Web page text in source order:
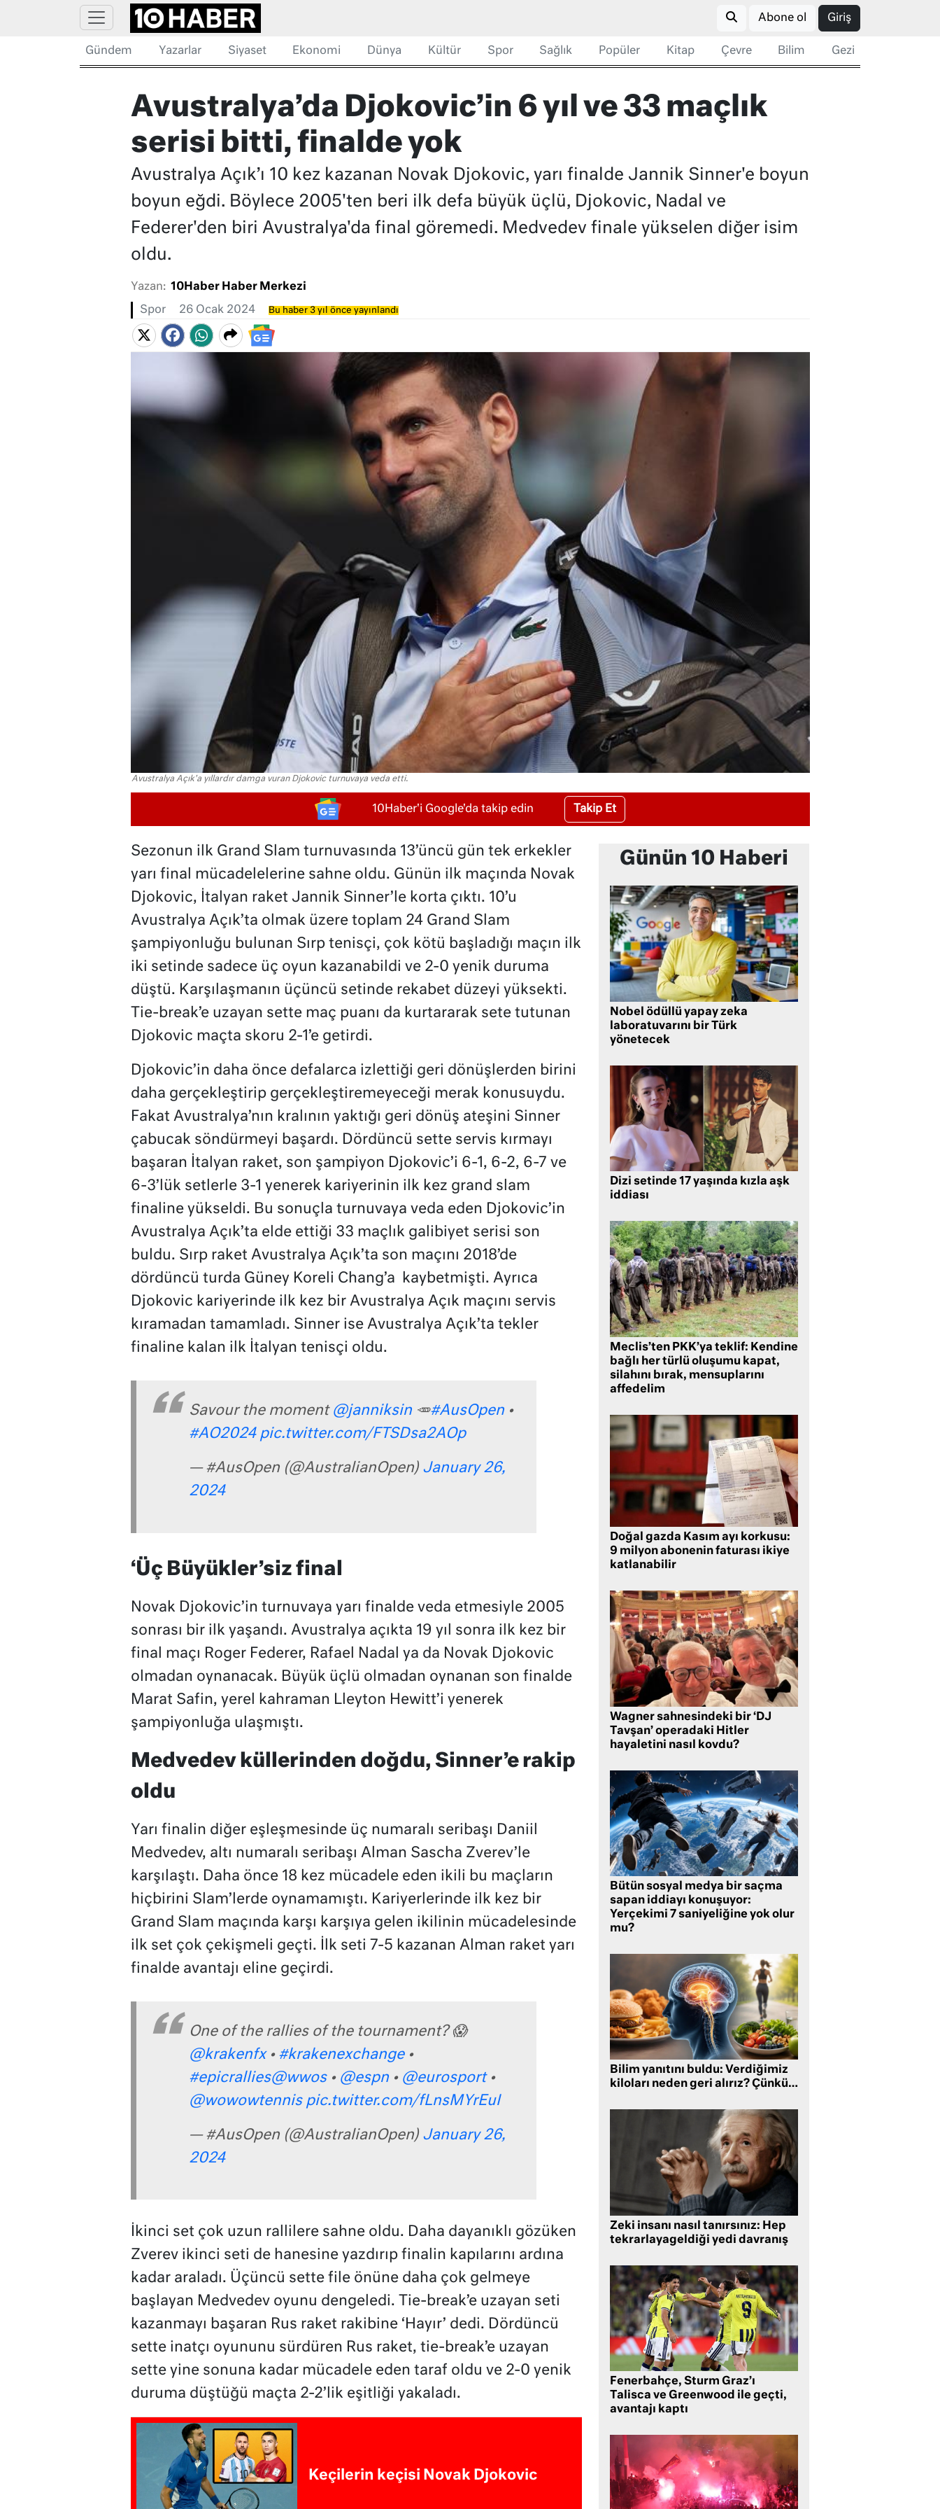
Abone ol Giriş
Gündem Yazarlar Siyaset Ekonomi Dünya Kültür Spor Sağlık Popüler Kitap Çevre Bilim Gezi
Avustralya’da Djokovic’in 6 yıl ve 33 maçlık
serisi bitti, finalde yok
Avustralya Açık’ı 10 kez kazanan Novak Djokovic, yarı finalde Jannik Sinner'e boyun
boyun eğdi. Böylece 2005'ten beri ilk defa büyük üçlü, Djokovic, Nadal ve
Federer'den biri Avustralya'da final göremedi. Medvedev finale yükselen diğer isim
oldu.
Yazan: 10Haber Haber Merkezi
Spor 26 Ocak 2024 Bu haber 3 yıl önce yayınlandı
Avustralya Açık'a yıllardır damga vuran Djokovic turnuvaya veda etti.
10Haber'i Google'da takip edin Takip Et
Sezonun ilk Grand Slam turnuvasında 13’üncü gün tek erkekler
yarı final mücadelelerine sahne oldu. Günün ilk maçında Novak
Djokovic, İtalyan raket Jannik Sinner’le korta çıktı. 10’u
Avustralya Açık’ta olmak üzere toplam 24 Grand Slam
şampiyonluğu bulunan Sırp tenisçi, çok kötü başladığı maçın ilk
iki setinde sadece üç oyun kazanabildi ve 2-0 yenik duruma
düştü. Karşılaşmanın üçüncü setinde rekabet düzeyi yüksekti.
Tie-break’e uzayan sette maç puanı da kurtararak sete tutunan
Djokovic maçta skoru 2-1’e getirdi.
Djokovic’in daha önce defalarca izlettiği geri dönüşlerden birini
daha gerçekleştirip gerçekleştiremeyeceği merak konusuydu.
Fakat Avustralya’nın kralının yaktığı geri dönüş ateşini Sinner
çabucak söndürmeyi başardı. Dördüncü sette servis kırmayı
başaran İtalyan raket, son şampiyon Djokovic’i 6-1, 6-2, 6-7 ve
6-3’lük setlerle 3-1 yenerek kariyerinin ilk kez grand slam
finaline yükseldi. Bu sonuçla turnuvaya veda eden Djokovic’in
Avustralya Açık’ta elde ettiği 33 maçlık galibiyet serisi son
buldu. Sırp raket Avustralya Açık’ta son maçını 2018’de
dördüncü turda Güney Koreli Chang’a kaybetmişti. Ayrıca
Djokovic kariyerinde ilk kez bir Avustralya Açık maçını servis
kıramadan tamamladı. Sinner ise Avustralya Açık’ta tekler
finaline kalan ilk İtalyan tenisçi oldu.
Savour the moment @janniksin🥕#AusOpen•
#AO2024 pic.twitter.com/FTSDsa2AOp
— #AusOpen (@AustralianOpen) January 26,
2024
‘Üç Büyükler’siz final
Novak Djokovic’in turnuvaya yarı finalde veda etmesiyle 2005
sonrası bir ilk yaşandı. Avustralya açıkta 19 yıl sonra ilk kez bir
final maçı Roger Federer, Rafael Nadal ya da Novak Djokovic
olmadan oynanacak. Büyük üçlü olmadan oynanan son finalde
Marat Safin, yerel kahraman Lleyton Hewitt’i yenerek
şampiyonluğa ulaşmıştı.
Medvedev küllerinden doğdu, Sinner’e rakip
oldu
Yarı finalin diğer eşleşmesinde üç numaralı seribaşı Daniil
Medvedev, altı numaralı seribaşı Alman Sascha Zverev’le
karşılaştı. Daha önce 18 kez mücadele eden ikili bu maçların
hiçbirini Slam’lerde oynamamıştı. Kariyerlerinde ilk kez bir
Grand Slam maçında karşı karşıya gelen ikilinin mücadelesinde
ilk set çok çekişmeli geçti. İlk seti 7-5 kazanan Alman raket yarı
finalde avantajı eline geçirdi.
One of the rallies of the tournament? 😱
@krakenfx• #krakenexchange•
#epicrallies@wwos• @espn• @eurosport•
@wowowtennis pic.twitter.com/fLnsMYrEuI
— #AusOpen (@AustralianOpen) January 26,
2024
İkinci set çok uzun rallilere sahne oldu. Daha dayanıklı gözüken
Zverev ikinci seti de hanesine yazdırıp finalin kapılarını ardına
kadar araladı. Üçüncü sette file önüne daha çok gelmeye
başlayan Medvedev oyunu dengeledi. Tie-break’e uzayan seti
kazanmayı başaran Rus raket rakibine ‘Hayır’ dedi. Dördüncü
sette inatçı oyununu sürdüren Rus raket, tie-break’e uzayan
sette yine sonuna kadar mücadele eden taraf oldu ve 2-0 yenik
duruma düştüğü maçta 2-2’lik eşitliği yakaladı.
Keçilerin keçisi Novak Djokovic
Günün 10 Haberi
Nobel ödüllü yapay zeka
laboratuvarını bir Türk
yönetecek
Dizi setinde 17 yaşında kızla aşk
iddiası
Meclis’ten PKK’ya teklif: Kendine
bağlı her türlü oluşumu kapat,
silahını bırak, mensuplarını
affedelim
Doğal gazda Kasım ayı korkusu:
9 milyon abonenin faturası ikiye
katlanabilir
Wagner sahnesindeki bir ‘DJ
Tavşan’ operadaki Hitler
hayaletini nasıl kovdu?
Bütün sosyal medya bir saçma
sapan iddiayı konuşuyor:
Yerçekimi 7 saniyeliğine yok olur
mu?
Bilim yanıtını buldu: Verdiğimiz
kiloları neden geri alırız? Çünkü…
Zeki insanı nasıl tanırsınız: Hep
tekrarlayageldiği yedi davranış
Fenerbahçe, Sturm Graz’ı
Talisca ve Greenwood ile geçti,
avantajı kaptı